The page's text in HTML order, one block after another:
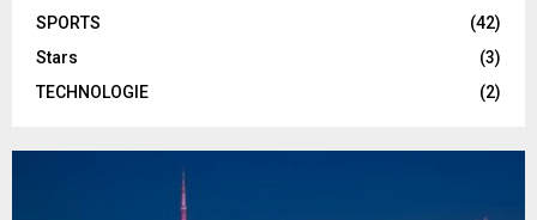
SPORTS
(42)
Stars
(3)
TECHNOLOGIE
(2)